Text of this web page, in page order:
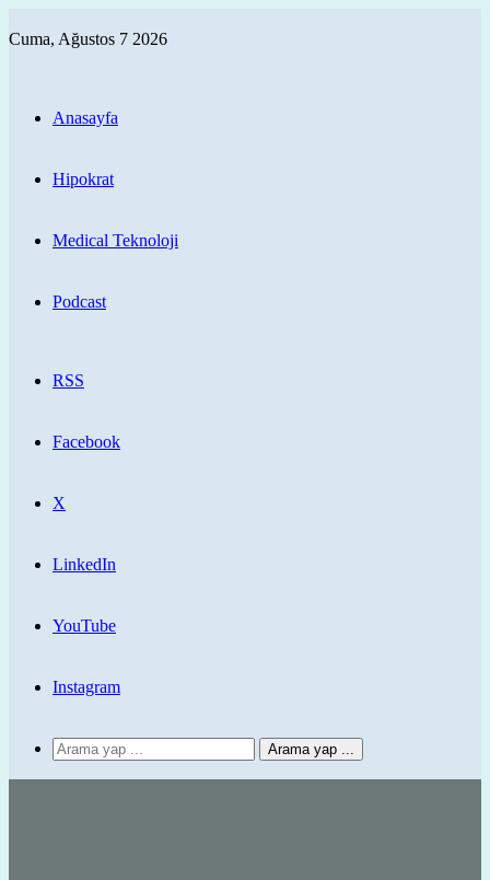
Cuma, Ağustos 7 2026
Anasayfa
Hipokrat
Medical Teknoloji
Podcast
RSS
Facebook
X
LinkedIn
YouTube
Instagram
Arama yap ...